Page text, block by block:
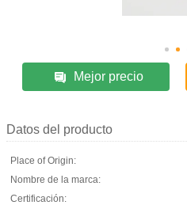
Mejor precio
Datos del producto
Place of Origin:
Nombre de la marca:
Certificación: